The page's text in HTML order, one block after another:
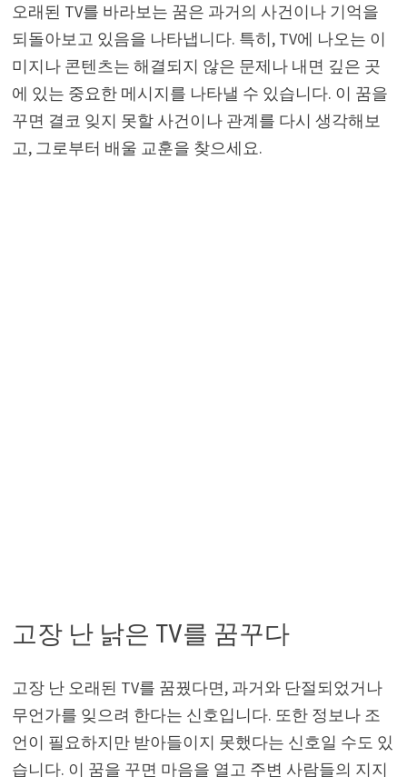
오래된 TV를 바라보는 꿈은 과거의 사건이나 기억을
되돌아보고 있음을 나타냅니다. 특히, TV에 나오는 이
미지나 콘텐츠는 해결되지 않은 문제나 내면 깊은 곳
에 있는 중요한 메시지를 나타낼 수 있습니다. 이 꿈을
꾸면 결코 잊지 못할 사건이나 관계를 다시 생각해보
고, 그로부터 배울 교훈을 찾으세요.
고장 난 낡은 TV를 꿈꾸다
고장 난 오래된 TV를 꿈꿨다면, 과거와 단절되었거나
무언가를 잊으려 한다는 신호입니다. 또한 정보나 조
언이 필요하지만 받아들이지 못했다는 신호일 수도 있
습니다. 이 꿈을 꾸면 마음을 열고 주변 사람들의 지지